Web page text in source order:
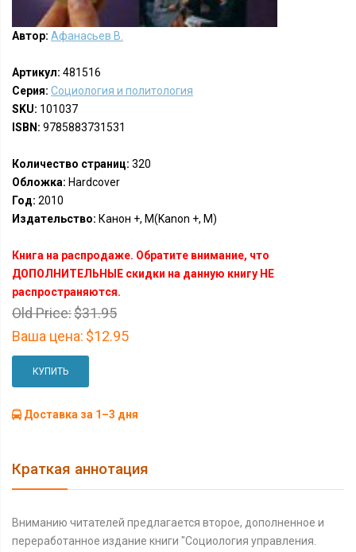
Автор: Афанасьев В.
Артикул: 481516
Серия: Социология и политология
SKU: 101037
ISBN: 9785883731531
Количество страниц: 320
Обложка: Hardcover
Год: 2010
Издательство: Канон +, М(Kanon +, M)
Книга на распродаже. Обратите внимание, что
ДОПОЛНИТЕЛЬНЫЕ скидки на данную книгу НЕ
распространяются.
Old Price:$31.95
Ваша цена: $12.95
КУПИТЬ
Доставка за 1–3 дня
Краткая аннотация
Вниманию читателей предлагается второе, дополненное и
переработанное издание книги "Социология управления.